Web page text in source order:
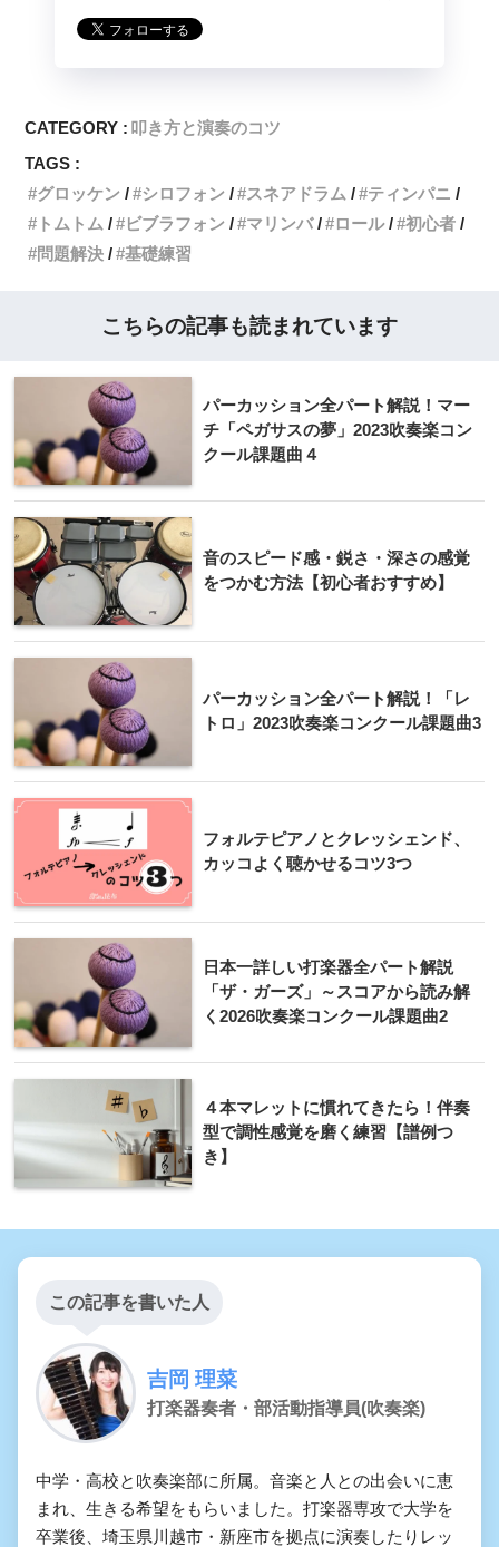
CATEGORY : 叩き方と演奏のコツ
TAGS :
グロッケン
シロフォン スネアドラム
ティンパニ
トムトム
ビブラフォン マリンバ ロール
初心者
問題解決
基礎練習
こちらの記事も読まれています
パーカッション全パート解説！マー
チ「ペガサスの夢」2023吹奏楽コン
クール課題曲４
音のスピード感・鋭さ・深さの感覚
をつかむ方法【初心者おすすめ】
パーカッション全パート解説！「レ
トロ」2023吹奏楽コンクール課題曲3
フォルテピアノとクレッシェンド、
カッコよく聴かせるコツ3つ
日本一詳しい打楽器全パート解説
「ザ・ガーズ」～スコアから読み解
く2026吹奏楽コンクール課題曲2
４本マレットに慣れてきたら！伴奏
型で調性感覚を磨く練習【譜例つ
き】
この記事を書いた人
吉岡 理菜
打楽器奏者・部活動指導員(吹奏楽)
中学・高校と吹奏楽部に所属。音楽と人との出会いに恵
まれ、生きる希望をもらいました。打楽器専攻で大学を
卒業後、埼玉県川越市・新座市を拠点に演奏したりレッ